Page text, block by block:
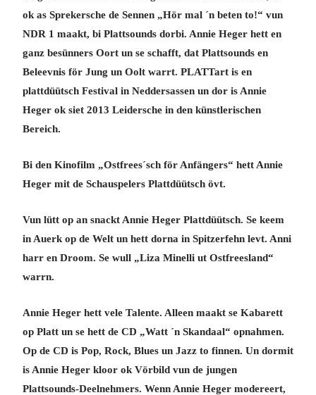
ok as Sprekersche de Sennen „Hör mal ´n beten to!“ vun
NDR 1 maakt, bi Plattsounds dorbi. Annie Heger hett en
ganz besünners Oort un se schafft, dat Plattsounds en
Beleevnis för Jung un Oolt warrt. PLATTart is en
plattdüütsch Festival in Neddersassen un dor is Annie
Heger ok siet 2013 Leidersche in den künstlerischen
Bereich.
Bi den Kinofilm „Ostfrees´sch för Anfängers“ hett Annie
Heger mit de Schauspelers Plattdüütsch övt.
Vun lütt op an snackt Annie Heger Plattdüütsch. Se keem
in Auerk op de Welt un hett dorna in Spitzerfehn levt. Anni
harr en Droom. Se wull „Liza Minelli ut Ostfreesland“
warrn.
Annie Heger hett vele Talente. Alleen maakt se Kabarett
op Platt un se hett de CD „Watt ´n Skandaal“ opnahmen.
Op de CD is Pop, Rock, Blues un Jazz to finnen. Un dormit
is Annie Heger kloor ok Vörbild vun de jungen
Plattsounds-Deelnehmers. Wenn Annie Heger modereert,